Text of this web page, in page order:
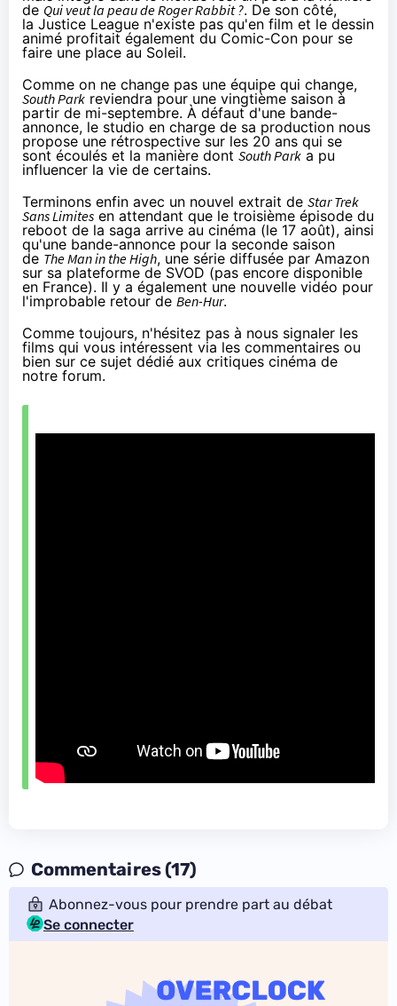
de Qui veut la peau de Roger Rabbit ?. De son côté,
la Justice League n'existe pas qu'en film et le dessin
animé profitait également du Comic-Con pour se
faire une place au Soleil.
Comme on ne change pas une équipe qui change,
South Park reviendra pour une vingtième saison à
partir de mi-septembre. À défaut d'une bande-
annonce, le studio en charge de sa production nous
propose une rétrospective sur les 20 ans qui se
sont écoulés et la manière dont South Park a pu
influencer la vie de certains.
Terminons enfin avec un nouvel extrait de Star Trek
Sans Limites en attendant que le troisième épisode du
reboot de la saga arrive au cinéma (le 17 août), ainsi
qu'une bande-annonce pour la seconde saison
de The Man in the High, une série diffusée par Amazon
sur sa plateforme de SVOD (pas encore disponible
en France). Il y a également une nouvelle vidéo pour
l'improbable retour de Ben-Hur.
Comme toujours, n'hésitez pas à nous signaler les
films qui vous intéressent via les commentaires ou
bien sur ce sujet dédié aux critiques cinéma de
notre forum.
Commentaires (17)
Abonnez-vous pour prendre part au débat
Se connecter